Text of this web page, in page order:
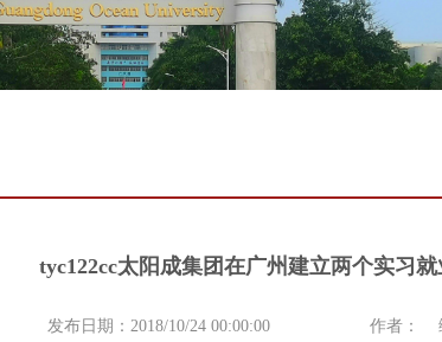
tyc122cc太阳成集团在广州建立两个实习
发布日期：2018/10/24 00:00:00 作者：